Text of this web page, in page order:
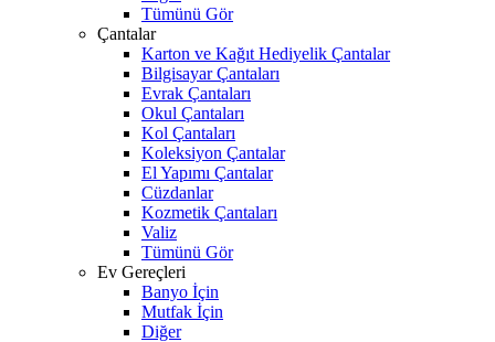
Tümünü Gör
Çantalar
Karton ve Kağıt Hediyelik Çantalar
Bilgisayar Çantaları
Evrak Çantaları
Okul Çantaları
Kol Çantaları
Koleksiyon Çantalar
El Yapımı Çantalar
Cüzdanlar
Kozmetik Çantaları
Valiz
Tümünü Gör
Ev Gereçleri
Banyo İçin
Mutfak İçin
Diğer